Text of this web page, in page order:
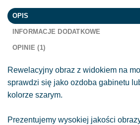
OPIS
INFORMACJE DODATKOWE
OPINIE (1)
Rewelacyjny obraz z widokiem na
sprawdzi się jako ozdoba gabinetu
kolorze szarym.
Prezentujemy wysokiej jakości